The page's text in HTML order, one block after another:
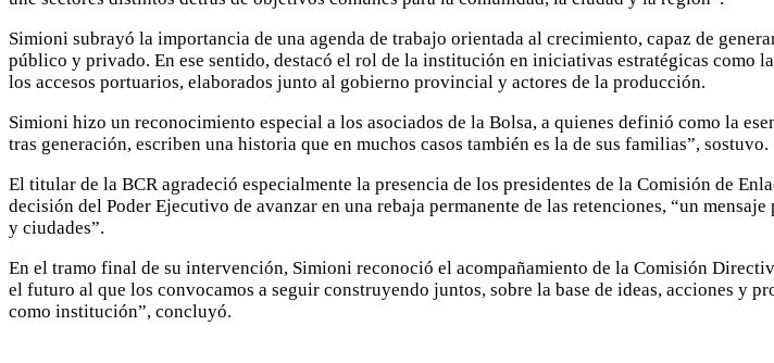
Simioni subrayó la importancia de una agenda de trabajo orientada al crecimiento, capaz de
público y privado. En ese sentido, destacó el rol de la institución en iniciativas estratégicas como
los accesos portuarios, elaborados junto al gobierno provincial y actores de la producción.
Simioni hizo un reconocimiento especial a los asociados de la Bolsa, a quienes definió como la
tras generación, escriben una historia que en muchos casos también es la de sus familias”, sostuvo.
El titular de la BCR agradeció especialmente la presencia de los presidentes de la Comisión de
decisión del Poder Ejecutivo de avanzar en una rebaja permanente de las retenciones, “un
y ciudades”.
En el tramo final de su intervención, Simioni reconoció el acompañamiento de la Comisión
el futuro al que los convocamos a seguir construyendo juntos, sobre la base de ideas, acciones y
como institución”, concluyó.